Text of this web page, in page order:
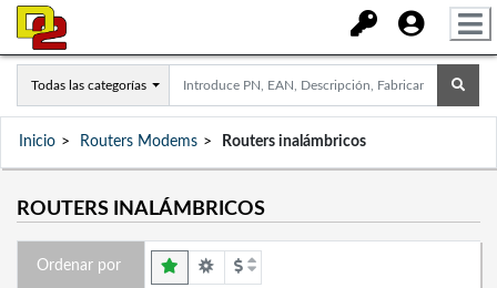
Todas las categorías
Inicio Routers Modems Routers inalámbricos
ROUTERS INALÁMBRICOS
Ordenar por